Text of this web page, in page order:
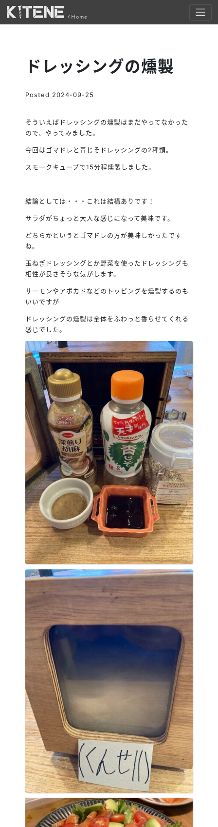
Home
ドレッシングの燻製
Posted 2024-09-25
そういえばドレッシングの燻製はまだやってなかった
ので、やってみました。
今回はゴマドレと青じそドレッシングの2種類。
スモークキューブで15分程燻製しました。
結論としては・・・これは結構ありです！
サラダがちょっと大人な感じになって美味です。
どちらかというとゴマドレの方が美味しかったです
ね。
玉ねぎドレッシングとか野菜を使ったドレッシングも
相性が良さそうな気がします。
サーモンやアボカドなどのトッピングを燻製するのも
いいですが
ドレッシングの燻製は全体をふわっと香らせてくれる
感じでした。